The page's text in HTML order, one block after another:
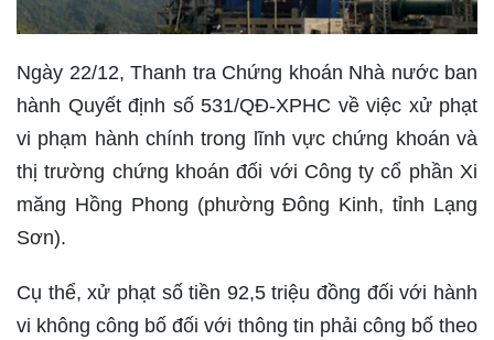
Ngày 22/12, Thanh tra Chứng khoán Nhà nước ban
hành Quyết định số 531/QĐ-XPHC về việc xử phạt
vi phạm hành chính trong lĩnh vực chứng khoán và
thị trường chứng khoán đối với Công ty cổ phần Xi
măng Hồng Phong (phường Đông Kinh, tỉnh Lạng
Sơn).
Cụ thể, xử phạt số tiền 92,5 triệu đồng đối với hành
vi không công bố đối với thông tin phải công bố theo